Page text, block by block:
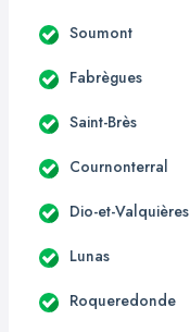
Soumont
Fabrègues
Saint-Brès
Cournonterral
Dio-et-Valquières
Lunas
Roqueredonde